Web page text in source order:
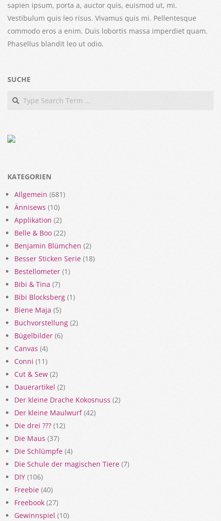
sapien ipsum, porta a, auctor quis, euismod ut, mi.
Vestibulum quis leo risus. Vivamus quis mi. Pellentesque
commodo eros a enim. Duis lobortis massa imperdiet quam.
Phasellus blandit leo ut odio.
SUCHE
Search
KATEGORIEN
Allgemein (681)
Ännisews (10)
Applikation (2)
Belle & Boo (22)
Benjamin Blümchen (2)
Besser Sticken Serie (18)
Bestellometer (1)
Bibi & Tina (7)
Bibi Blocksberg (1)
Biene Maja (5)
Buchvorstellung (2)
Bügelbilder (6)
Canvas (4)
Conni (11)
Cut & Sew (2)
Dauerartikel (2)
Der kleine Drache Kokosnuss (2)
Der kleine Maulwurf(42)
Die drei ??? (12)
Die Maus (37)
Die Schlümpfe (4)
Die Schule der magischen Tiere (7)
DIY (106)
Freebie (40)
Freebook (27)
Gewinnspiel (10)